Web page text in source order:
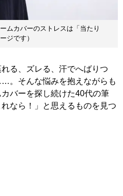
ムカバーのストレスは「当たり
ジです）
る、ズレる、汗でへばりつ
。そんな悩みを抱えながらも
バーを探し続けた40代の筆
なら！」と思えるものを見つ